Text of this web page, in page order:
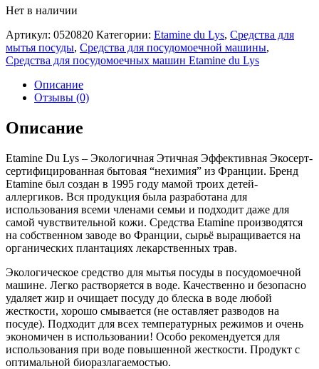
Нет в наличии
Артикул: 0520820 Категории: Etamine du Lys, Средства для
мытья посуды, Средства для посудомоечной машины,
Средства для посудомоечных машин Etamine du Lys
Описание
Отзывы (0)
Описание
Etamine Du Lys – Экологичная Этичная Эффективная Экосерт-
сертифицированная бытовая “нехимия” из Франции. Бренд
Etamine был создан в 1995 году мамой троих детей-
аллергиков. Вся продукция была разработана для
использования всеми членами семьи и подходит даже для
самой чувствительной кожи. Средства Etamine производятся
на собственном заводе во Франции, сырьё выращивается на
органических плантациях лекарственных трав.
Экологическое средство для мытья посуды в посудомоечной
машине. Легко растворяется в воде. Качественно и безопасно
удаляет жир и очищает посуду до блеска в воде любой
жесткости, хорошо смывается (не оставляет разводов на
посуде). Подходит для всех температурных режимов и очень
экономичен в использовании! Особо рекомендуется для
использования при воде повышенной жесткости. Продукт с
оптимальной биоразлагаемостью.